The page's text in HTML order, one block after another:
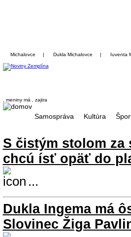
Michalovce | Dukla Michalovce | Iuventa
, meniny má , zajtra
Samospráva Kultúra
S čistým stolom za
chcú ísť opäť do
...
Dukla Ingema má
Slovinec Žiga